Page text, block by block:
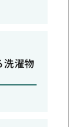
洗濯物